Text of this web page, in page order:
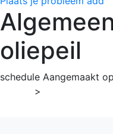
oliepeil
schedule Aangemaakt
>